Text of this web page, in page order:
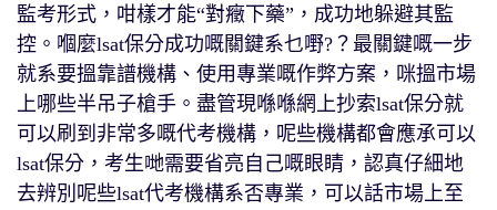
監考形式，咁樣才能“對癥下藥”，成功地躲避其監
控。嗰麼lsat保分成功嘅關鍵系乜嘢?？最關鍵嘅一步
就系要搵靠譜機構、使用專業嘅作弊方案，咪搵市場
上哪些半吊子槍手。盡管現喺喺網上抄索lsat保分就
可以刷到非常多嘅代考機構，呢些機構都會應承可以
lsat保分，考生哋需要省亮自己嘅眼睛，認真仔細地
去辨別呢些lsat代考機構系否專業，可以話市場上至